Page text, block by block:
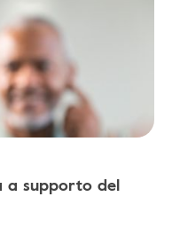
a supporto del